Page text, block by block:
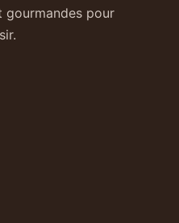
gourmandes pour